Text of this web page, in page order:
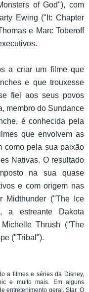
of God"), com
Ewing ("It: Chapter
e Marc Toberoff
a criar um filme que
e que trouxesse
fiel aos seus povos
membro do Sundance
é conhecida pela
que envolvem as
como pela sua paixão
Nativas. O resultado
na sua quase
e com origem nas
Midthunder ("The Ice
a estreante Dakota
Thrush ("The
("Tribal").
a filmes e séries da Disney,
e muito mais. Em alguns
entretenimento geral, Star. O